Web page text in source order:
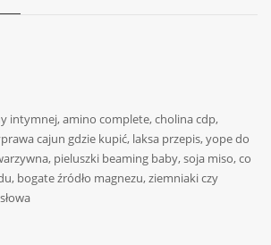
intymnej, amino complete, cholina cdp,
cajun gdzie kupić, laksa przepis, yope do
pieluszki beaming baby, soja miso, co
bogate źródło magnezu, ziemniaki czy